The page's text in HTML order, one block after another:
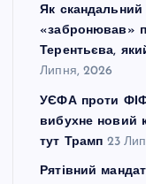
Як
«забронював»
Терентьєва,
Липня, 2026
УЄФА проти
вибухне новий
тут Трамп 23
Рятівний